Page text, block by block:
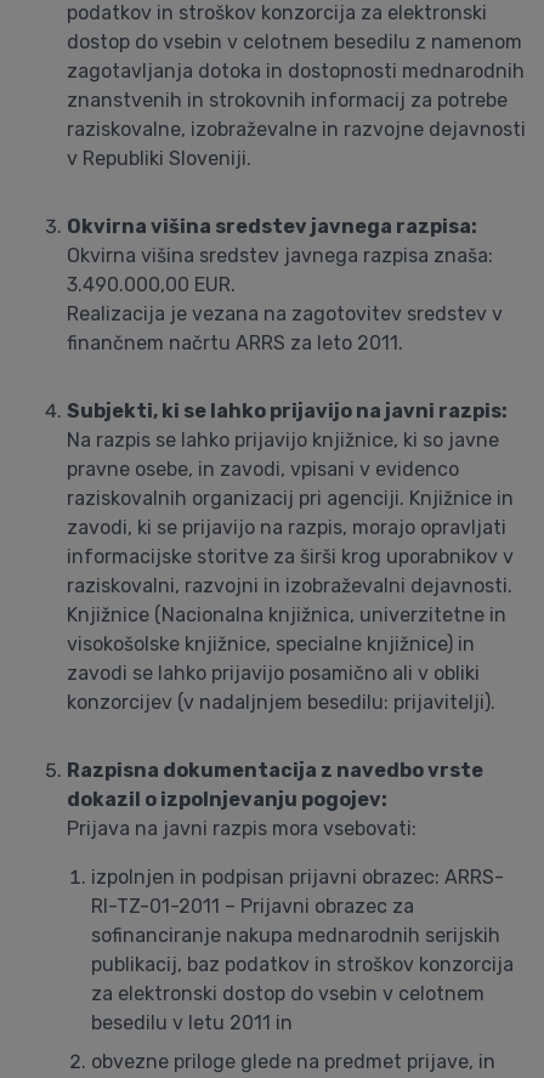
podatkov in stroškov konzorcija za elektronski
dostop do vsebin v celotnem besedilu z namenom
zagotavljanja dotoka in dostopnosti mednarodnih
znanstvenih in strokovnih informacij za potrebe
raziskovalne, izobraževalne in razvojne dejavnosti
v Republiki Sloveniji.
Okvirna višina sredstev javnega razpisa:
Okvirna višina sredstev javnega razpisa znaša:
3.490.000,00 EUR.
Realizacija je vezana na zagotovitev sredstev v
finančnem načrtu ARRS za leto 2011.
Subjekti, ki se lahko prijavijo na javni razpis:
Na razpis se lahko prijavijo knjižnice, ki so javne
pravne osebe, in zavodi, vpisani v evidenco
raziskovalnih organizacij pri agenciji. Knjižnice in
zavodi, ki se prijavijo na razpis, morajo opravljati
informacijske storitve za širši krog uporabnikov v
raziskovalni, razvojni in izobraževalni dejavnosti.
Knjižnice (Nacionalna knjižnica, univerzitetne in
visokošolske knjižnice, specialne knjižnice) in
zavodi se lahko prijavijo posamično ali v obliki
konzorcijev (v nadaljnjem besedilu: prijavitelji).
Razpisna dokumentacija z navedbo vrste
dokazil o izpolnjevanju pogojev:
Prijava na javni razpis mora vsebovati:
izpolnjen in podpisan prijavni obrazec: ARRS-
RI-TZ-01-2011 – Prijavni obrazec za
sofinanciranje nakupa mednarodnih serijskih
publikacij, baz podatkov in stroškov konzorcija
za elektronski dostop do vsebin v celotnem
besedilu v letu 2011 in
obvezne priloge glede na predmet prijave, in